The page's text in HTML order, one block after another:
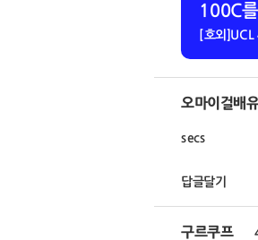
100C
[호외]UCL
오마이걸배
secs
답글달기
구르쿠프